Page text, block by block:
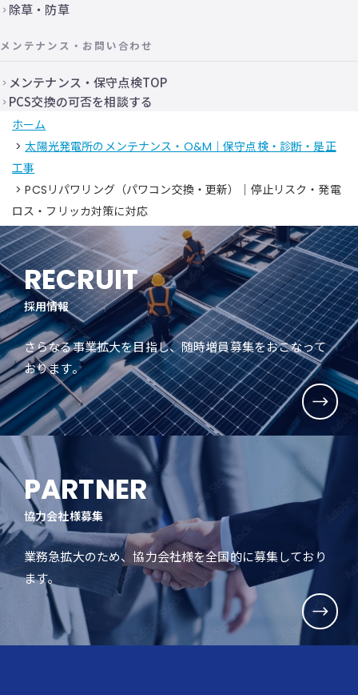
除草・防草
メンテナンス・お問い合わせ
メンテナンス・保守点検TOP
PCS交換の可否を相談する
ホーム
>太陽光発電所のメンテナンス・O&M｜保守点検・診断・是正
工事
> PCSリパワリング（パワコン交換・更新）｜停止リスク・発電
ロス・フリッカ対策に対応
RECRUIT
採用情報
さらなる事業拡大を目指し、随時増員募集をおこなって
おります。
PARTNER
協力会社様募集
業務急拡大のため、協力会社様を全国的に募集しており
ます。